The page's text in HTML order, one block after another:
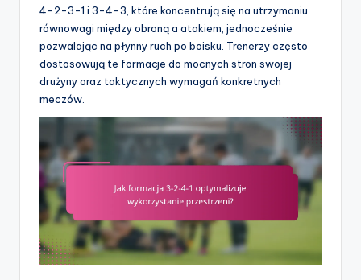
4-2-3-1 i 3-4-3, które koncentrują się na utrzymaniu
równowagi między obroną a atakiem, jednocześnie
pozwalając na płynny ruch po boisku. Trenerzy często
dostosowują te formacje do mocnych stron swojej
drużyny oraz taktycznych wymagań konkretnych
meczów.